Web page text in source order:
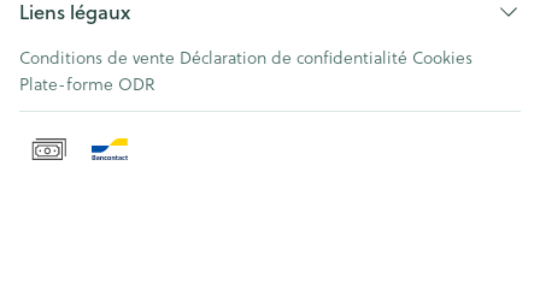
Liens légaux
Conditions de vente Déclaration de confidentialité Cookies
Plate-forme ODR